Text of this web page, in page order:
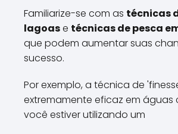
Familiarize-se com as técnicas
lagoase técnicas de pesca
que podem aumentar suas
sucesso.
Por exemplo, a técnica de
extremamente eficaz em águas
você estiver utilizando um